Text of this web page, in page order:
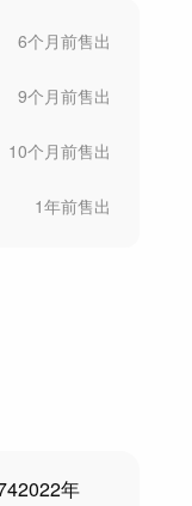
6个月前售出
9个月前售出
10个月前售出
1年前售出
2022年